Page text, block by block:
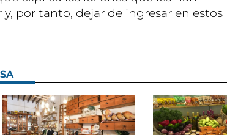
y, por tanto, dejar de ingresar en estos